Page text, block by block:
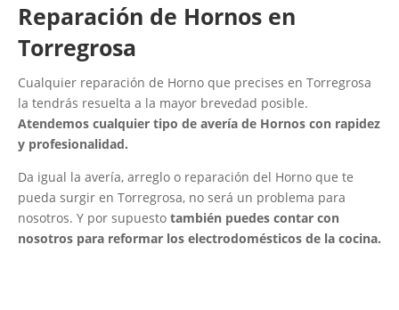
Reparación de Hornos en
Torregrosa
Cualquier reparación de Horno que precises en Torregrosa
la tendrás resuelta a la mayor brevedad posible.
Atendemos cualquier tipo de avería de Hornos con rapidez
y profesionalidad.
Da igual la avería, arreglo o reparación del Horno que te
pueda surgir en Torregrosa, no será un problema para
nosotros. Y por supuesto también puedes contar con
nosotros para reformar los electrodomésticos de la cocina.